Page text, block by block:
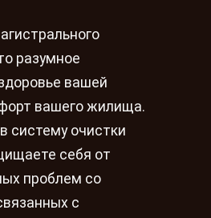
разумное
вашей
вашего жилища.
систему очистки
себя от
проблем со
с